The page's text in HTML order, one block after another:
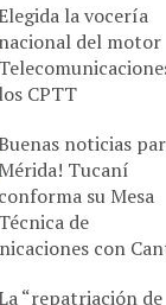
la vocería
nacional del motor
los CPTT
noticias
Mérida! Tucaní
conforma su Mesa
Técnica de
con
“repatriación de